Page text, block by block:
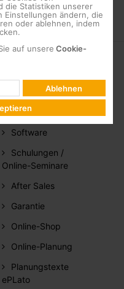
Dokumentation
Software
Schulungen /
Online-Seminare
After Sales
Garantie
Online-Shop
Online-Planung
Planungstexte
ePLato
die Statistiken unserer
Einstellungen ändern, die
oder ablehnen, indem
auf unsere Cookie-
Ablehnen